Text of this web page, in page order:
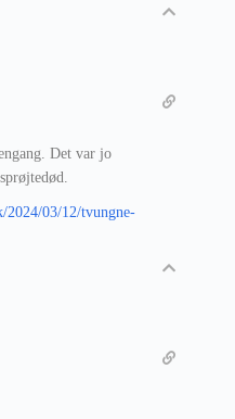
Det var jo
2024/03/12/tvungne-